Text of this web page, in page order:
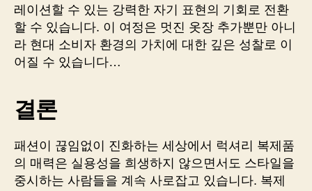
레이션할 수 있는 강력한 자기 표현의 기회로 전환
할 수 있습니다. 이 여정은 멋진 옷장 추가뿐만 아니
라 현대 소비자 환경의 가치에 대한 깊은 성찰로 이
어질 수 있습니다…
결론
패션이 끊임없이 진화하는 세상에서 럭셔리 복제품
의 매력은 실용성을 희생하지 않으면서도 스타일을
중시하는 사람들을 계속 사로잡고 있습니다. 복제